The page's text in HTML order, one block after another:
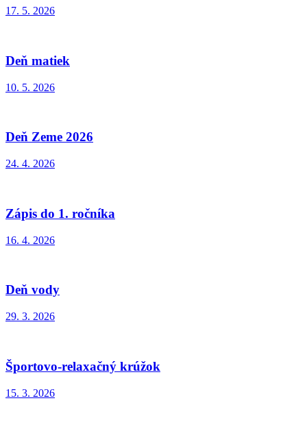
17. 5. 2026
Deň matiek
10. 5. 2026
Deň Zeme 2026
24. 4. 2026
Zápis do 1. ročníka
16. 4. 2026
Deň vody
29. 3. 2026
Športovo-relaxačný krúžok
15. 3. 2026